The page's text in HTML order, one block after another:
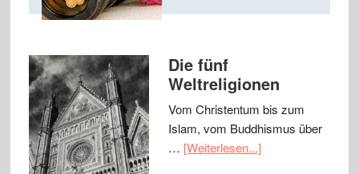
Die fünf
Weltreligionen
Vom Christentum bis zum
Islam, vom Buddhismus über
… [Weiterlesen...]